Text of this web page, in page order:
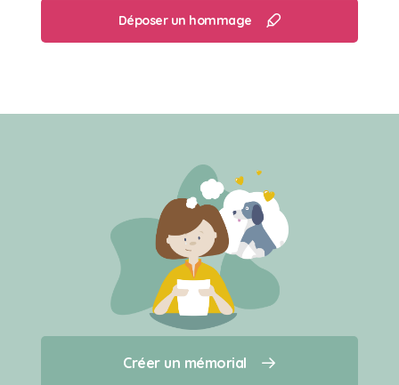
Créer un mémorial
Qui sommes-nous ?
Déposer un hommage
Créer un mémorial